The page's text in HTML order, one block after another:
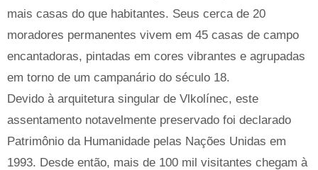
mais casas do que habitantes. Seus cerca de 20
moradores permanentes vivem em 45 casas de campo
encantadoras, pintadas em cores vibrantes e agrupadas
em torno de um campanário do século 18.
Devido à arquitetura singular de Vlkolínec, este
assentamento notavelmente preservado foi declarado
Patrimônio da Humanidade pelas Nações Unidas em
1993. Desde então, mais de 100 mil visitantes chegam à